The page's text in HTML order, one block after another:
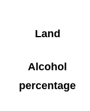
Land
Alcohol
percentage